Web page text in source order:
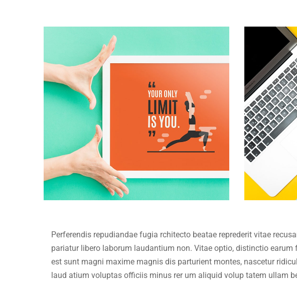
Perferendis repudiandae fugia rchitecto beatae reprederit vitae
pariatur libero laborum laudantium non. Vitae optio, distinctio
est sunt magni maxime magnis dis parturient montes, nascetur
laud atium voluptas officiis minus rer um aliquid volup tatem ullam